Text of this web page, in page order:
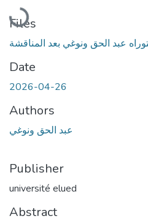
Loading...
Files
Date
2026-04-26
Authors
عبد الحق ونوغي
Publisher
université elued
Abstract